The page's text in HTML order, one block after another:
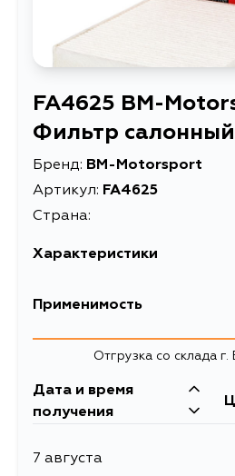
FA4625 BM-
Фильтр салонный
Бренд: BM-Motorsport
Артикул: FA4625
Страна:
Характеристики
EAN-13
Длина упаковки, мм
Масса, кг 0.12
Описание
Применимость
Отгрузка со склада г.
Дата и время
получения
7 августа